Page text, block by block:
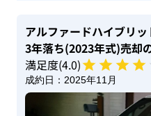
アルファードハイブリッ
3年落ち(2023年式)売却
満足度(4.0)
成約日： 2025年11月